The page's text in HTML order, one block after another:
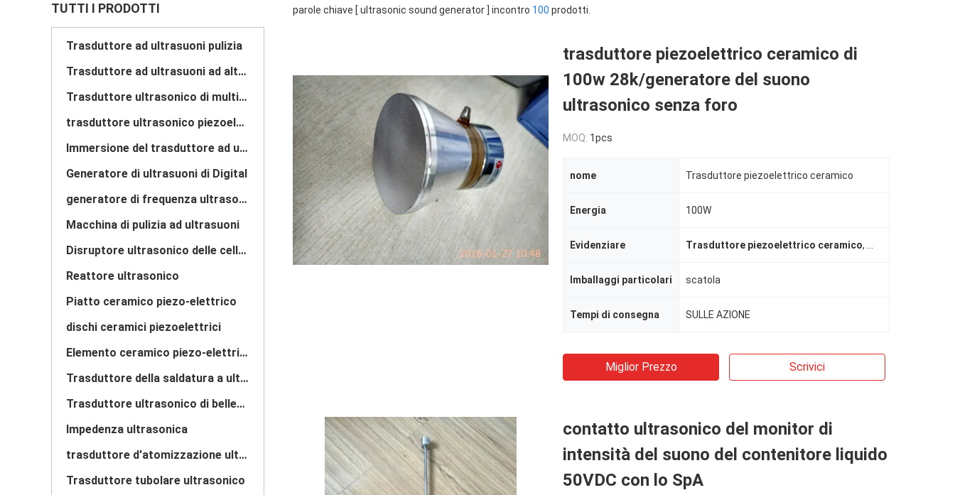
TUTTI I PRODOTTI
Trasduttore ad ultrasuoni pulizia
Trasduttore ad ultrasuoni ad alta potenza
Trasduttore ultrasonico di multi frequenza
trasduttore ultrasonico piezoelettrico
Immersione del trasduttore ad ultrasuoni
Generatore di ultrasuoni di Digital
generatore di frequenza ultrasonica
Macchina di pulizia ad ultrasuoni
Disruptore ultrasonico delle cellule
Reattore ultrasonico
Piatto ceramico piezo-elettrico
dischi ceramici piezoelettrici
Elemento ceramico piezo-elettrico
Trasduttore della saldatura a ultrasuoni
Trasduttore ultrasonico di bellezza
Impedenza ultrasonica
trasduttore d'atomizzazione ultrasonico
Trasduttore tubolare ultrasonico
parole chiave [ ultrasonic sound generator ] incontro 100 prodotti.
trasduttore piezoelettrico ceramico di
100w 28k/generatore del suono
ultrasonico senza foro
MOQ: 1pcs
nome Trasduttore piezoelettrico ceramico
Energia 100W
Evidenziare Trasduttore piezoelettrico ceramico,
Imballaggi particolari scatola
Tempi di consegna SULLE AZIONE
Miglior Prezzo Scrivici
contatto ultrasonico del monitor di
intensità del suono del contenitore liquido
50VDC con lo SpA